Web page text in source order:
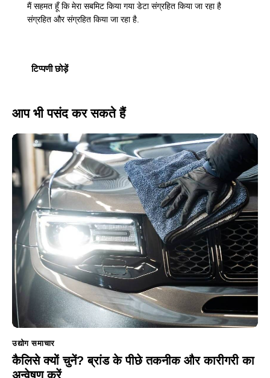
मैं सहमत हूँ कि मेरा सबमिट किया गया डेटा संग्रहित किया जा रहा है
संग्रहित और संग्रहित किया जा रहा है
आप भी पसंद कर सकते हैं
उद्योग समाचार
कैलिसे क्यों चुनें? ब्रांड के पीछे तकनीक और कारीगरी का
अन्वेषण करें